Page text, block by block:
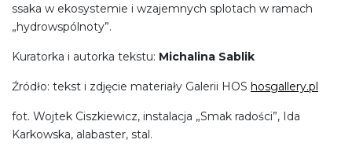
ssaka w ekosystemie i wzajemnych splotach w ramach
„hydrowspólnoty”.
Kuratorka i autorka tekstu: Michalina Sablik
Źródło: tekst i zdjęcie materiały Galerii HOS hosgallery.pl
fot. Wojtek Ciszkiewicz, instalacja „Smak radości”, Ida
Karkowska, alabaster, stal.